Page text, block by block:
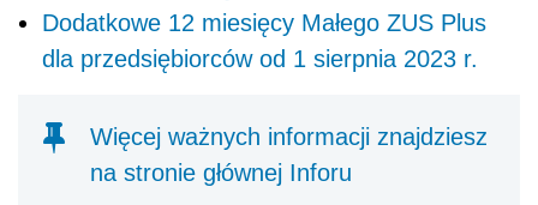
Dodatkowe 12 miesięcy Małego ZUS Plus
dla przedsiębiorców od 1 sierpnia 2023 r.
Więcej ważnych informacji znajdziesz
na stronie głównej Inforu